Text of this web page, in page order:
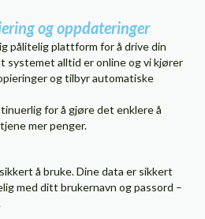
og oppdateringer
pålitelig plattform for å drive din
systemet alltid er online og vi kjører
og tilbyr automatiske
for å gjøre det enklere å
mer penger.
å bruke. Dine data er sikkert
med ditt brukernavn og passord –